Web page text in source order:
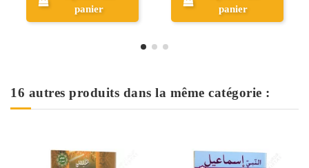
panier
panier
16 autres produits dans la même catégorie :